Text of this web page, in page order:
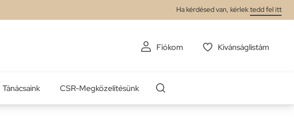
Ha kérdésed van, kérlektedd fel itt
Fiókom Kivánságlistám
Tánácsaink CSR-Megközelítésünk